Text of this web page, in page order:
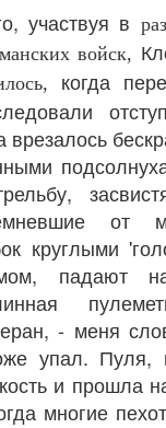
участвуя в
войск,
когда
врезалось
от
круглыми
падают
- меня
упал. Пуля,
и прошла
многие